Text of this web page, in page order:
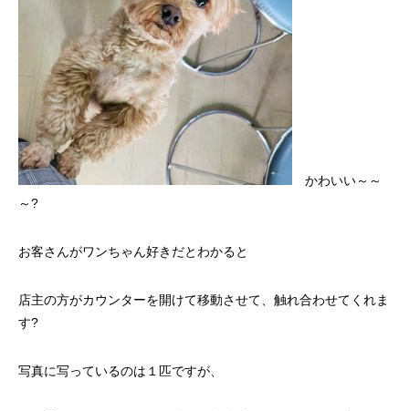
かわいい～～
～?
お客さんがワンちゃん好きだとわかると
店主の方がカウンターを開けて移動させて、触れ合わせてくれま
す?
写真に写っているのは１匹ですが、